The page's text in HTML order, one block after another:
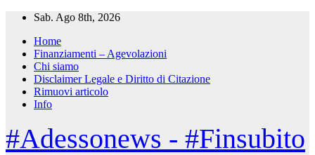
Salta
contenuto
Sab. Ago 8th, 2026
Home
Finanziamenti – Agevolazioni
Chi siamo
Disclaimer Legale e Diritto di Citazione
Rimuovi articolo
Info
#Adessonews - #Finsubito